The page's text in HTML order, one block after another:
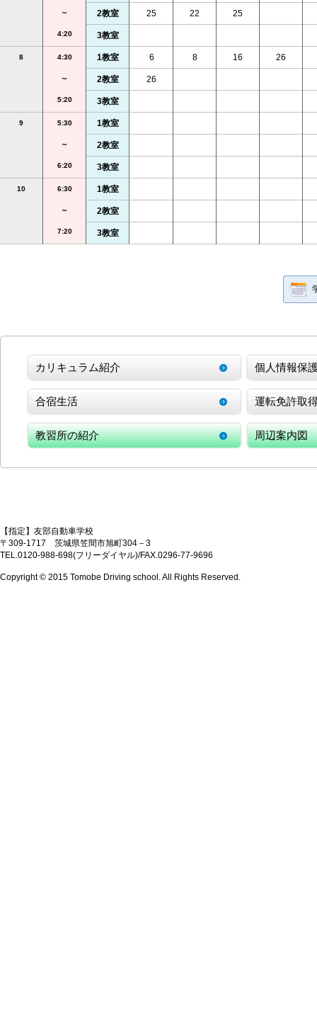
8
9
10
～
4:20
4:30
～
5:20
5:30
～
6:20
6:30
～
7:20
2教室
3教室
1教室
2教室
3教室
1教室
2教室
3教室
1教室
2教室
3教室
25
6
26
22
8
25
16 26
カリキュラム紹介 個人情報保
合宿生活 運転免許取
教習所の紹介 周辺案内図
【指定】友部自動車学校
〒309-1717 茨城県笠間市旭町304－3
TEL.0120-988-698(フリーダイヤル)/FAX.0296-77-9696
Copyright © 2015 Tomobe Driving school. All Rights Reserved.